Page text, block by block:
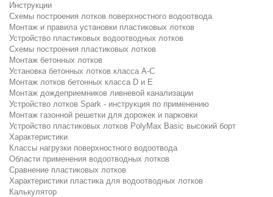
Инструкции
Схемы построения лотков поверхностного водоотвода
Монтаж и правила установки пластиковых лотков
Устройство пластиковых водоотводных лотков
Схемы построения пластиковых лотков
Монтаж бетонных лотков
Установка бетонных лотков класса A-C
Монтаж лотков бетонных класса D и E
Монтаж дождеприемников ливневой канализации
Устройство лотков Spark - инструкция по применению
Монтаж газонной решетки для дорожек и парковки
Устройство пластиковых лотков PolyMax Basic высокий борт
Характеристики
Классы нагрузки поверхностного водоотвода
Области применения водоотводных лотков
Сравнение пластиковых лотков
Характеристики пластика для водоотводных лотков
Калькулятор